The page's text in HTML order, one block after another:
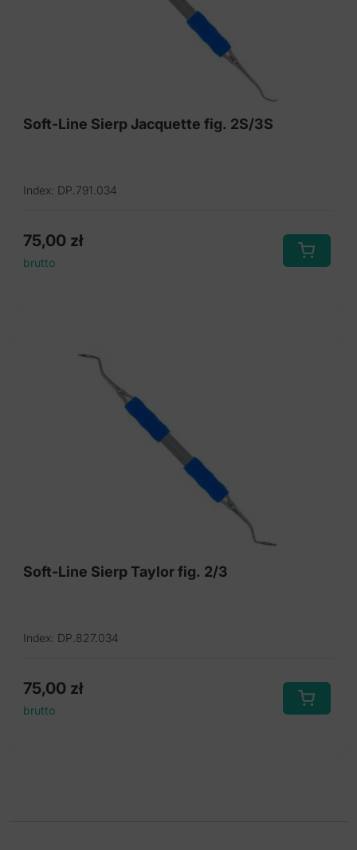
Soft-Line Sierp Jacquette fig. 2S/3S
Index: DP.791.034
75,00 zł
brutto
Soft-Line Sierp Taylor fig. 2/3
Index: DP.827.034
75,00 zł
brutto